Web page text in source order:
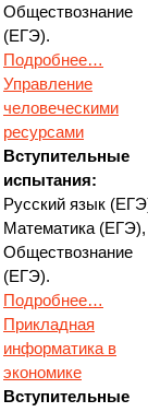
Обществознание
(ЕГЭ).
Подробнее…
Управление
человеческими
ресурсами
Вступительные
испытания:
Русский язык
Математика (ЕГЭ),
Обществознание
(ЕГЭ).
Подробнее…
Прикладная
информатика в
экономике
Вступительные